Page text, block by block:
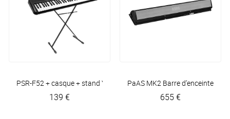
PSR-F52 + casque + stand Yamaha
139 €
PaAS MK2 Barre d’enceinte
655 €